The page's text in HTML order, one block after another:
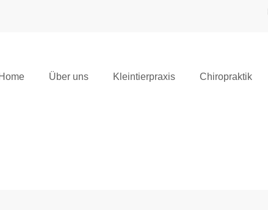
Home Über uns Kleintierpraxis Chiropraktik